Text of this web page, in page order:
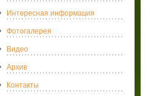
Интересная информация
Фотогалерея
Видео
Архив
Контакты